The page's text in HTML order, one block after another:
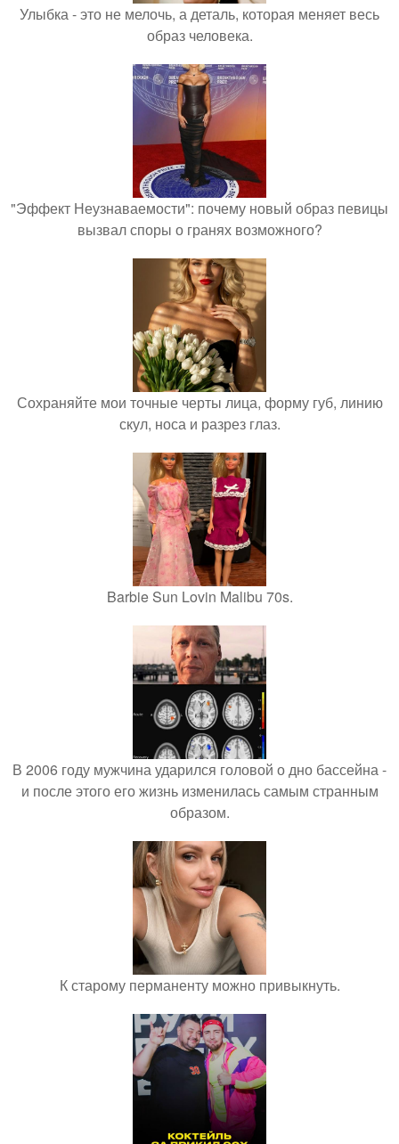
Улыбка - это не мелочь, а деталь, которая меняет весь
образ человека.
"Эффект Неузнаваемости": почему новый образ певицы
вызвал споры о гранях возможного?
Сохраняйте мои точные черты лица, форму губ, линию
скул, носа и разрез глаз.
Barbie Sun Lovin Malibu 70s.
В 2006 году мужчина ударился головой о дно бассейна -
и после этого его жизнь изменилась самым странным
образом.
К старому перманенту можно привыкнуть.